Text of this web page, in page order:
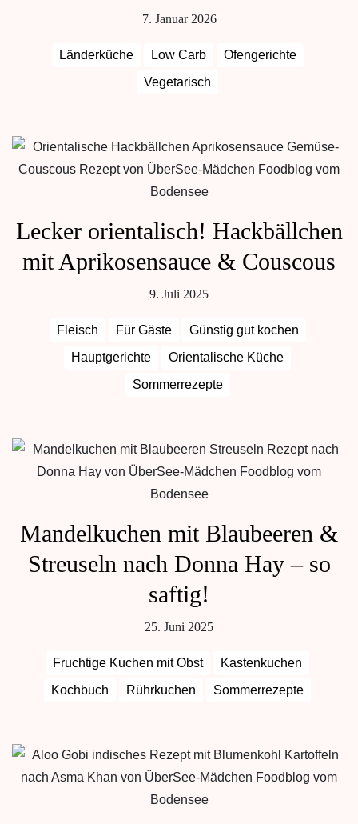
7. Januar 2026
Länderküche Low Carb
Ofengerichte
Vegetarisch
Lecker orientalisch! Hackbällchen
mit Aprikosensauce & Couscous
9. Juli 2025
Fleisch Für Gäste
Günstig gut kochen
Hauptgerichte
Orientalische Küche
Sommerrezepte
Mandelkuchen mit Blaubeeren &
Streuseln nach Donna Hay – so
saftig!
25. Juni 2025
Fruchtige Kuchen mit Obst
Kastenkuchen
Kochbuch
Rührkuchen Sommerrezepte